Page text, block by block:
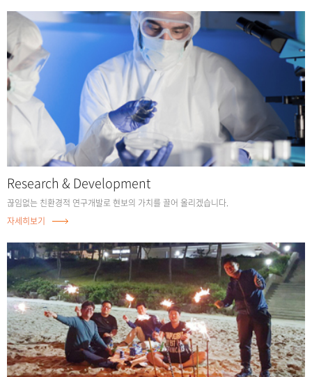
Research & Development
끊임없는 친환경적 연구개발로 현보의 가치를 끌어 올리겠습니다.
자세히보기